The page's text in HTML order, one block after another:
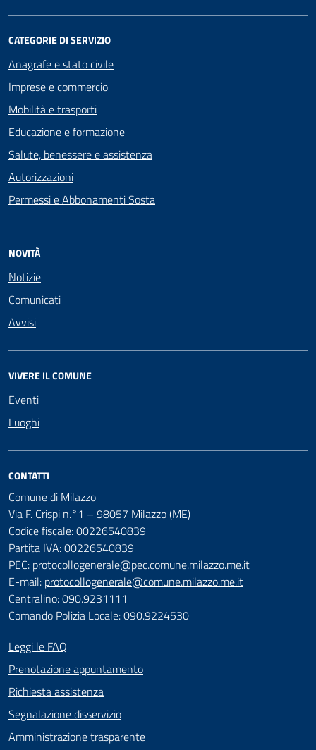
CATEGORIE DI SERVIZIO
Anagrafe e stato civile
Imprese e commercio
Mobilità e trasporti
Educazione e formazione
Salute, benessere e assistenza
Autorizzazioni
Permessi e Abbonamenti Sosta
NOVITÀ
Notizie
Comunicati
Avvisi
VIVERE IL COMUNE
Eventi
Luoghi
CONTATTI
Comune di Milazzo
Via F. Crispi n.°1 – 98057 Milazzo (ME)
Codice fiscale: 00226540839
Partita IVA: 00226540839
PEC: protocollogenerale@pec.comune.milazzo.me.it
E-mail: protocollogenerale@comune.milazzo.me.it
Centralino: 090.9231111
Comando Polizia Locale: 090.9224530
Leggi le FAQ
Prenotazione appuntamento
Richiesta assistenza
Segnalazione disservizio
Amministrazione trasparente